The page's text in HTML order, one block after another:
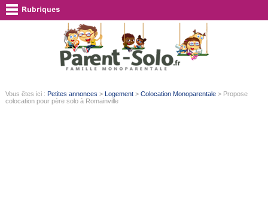
Vous êtes ici : Petites annonces > Logement> Colocation Monoparentale> Propose
colocation pour père solo à Romainville